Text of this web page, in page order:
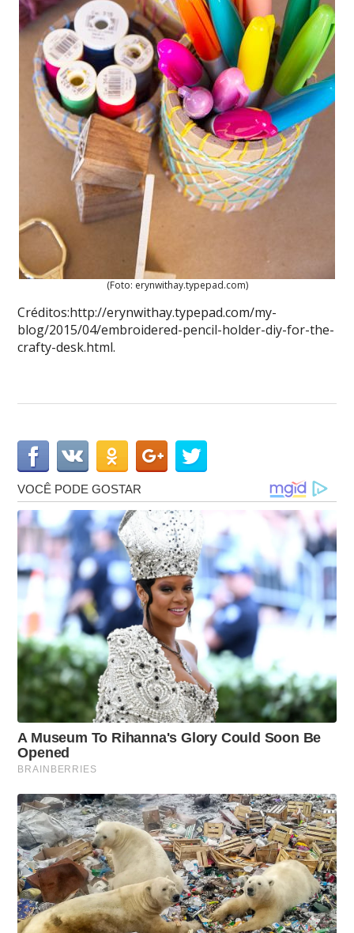
(Foto: erynwithay.typepad.com)
Créditos:http://erynwithay.typepad.com/my-
blog/2015/04/embroidered-pencil-holder-diy-for-the-
crafty-desk.html.